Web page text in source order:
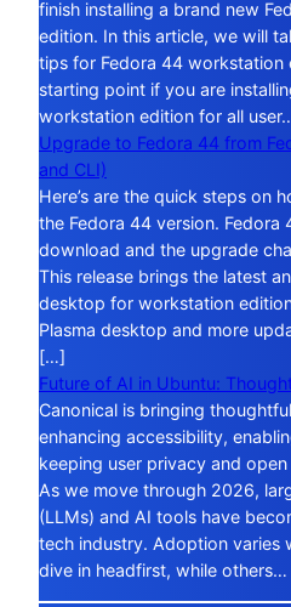
finish installing a brand new
edition. In this article, we will
tips for Fedora 44 workstation
starting point if you are
workstation edition for all
Upgrade to Fedora 44 from
and CLI)
Here’s are the quick steps on
the Fedora 44 version. Fedora
download and the upgrade
This release brings the latest
desktop for workstation
Plasma desktop and more
[…]
Future of AI in Ubuntu:
Canonical is bringing
enhancing accessibility,
keeping user privacy and
As we move through 2026,
(LLMs) and AI tools have
tech industry. Adoption varies
dive in headfirst, while